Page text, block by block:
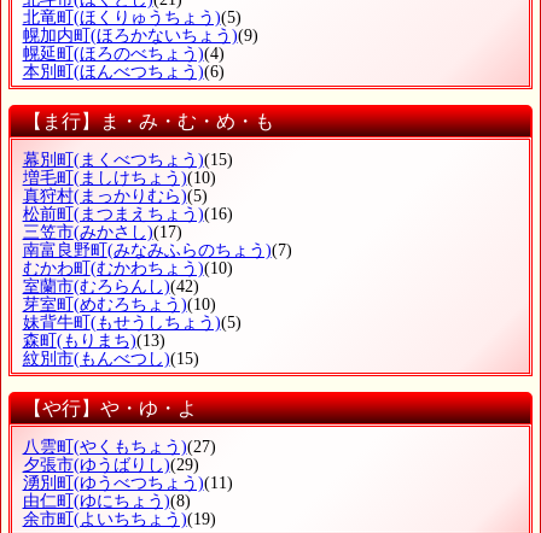
北竜町 (ほくりゅうちょう)(5)
幌加内町 (ほろかないちょう)(9)
幌延町 (ほろのべちょう)(4)
本別町 (ほんべつちょう)(6)
【ま行】ま・み・む・め・も
幕別町 (まくべつちょう)(15)
増毛町 (ましけちょう)(10)
真狩村(まっかりむら)(5)
松前町 (まつまえちょう)(16)
三笠市(みかさし)(17)
南富良野町 (みなみふらのちょう)(7)
むかわ町 (むかわちょう)(10)
室蘭市(むろらんし)(42)
芽室町 (めむろちょう)(10)
妹背牛町 (もせうしちょう)(5)
森町 (もりまち)(13)
紋別市(もんべつし)(15)
【や行】や・ゆ・よ
八雲町(やくもちょう)(27)
夕張市(ゆうばりし)(29)
湧別町(ゆうべつちょう)(11)
由仁町(ゆにちょう)(8)
余市町(よいちちょう)(19)